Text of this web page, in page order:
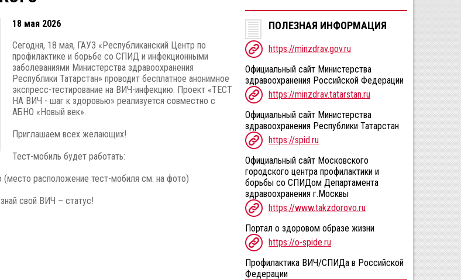
ПОЛЕЗНАЯ ИНФОРМАЦИЯ
https://minzdrav.gov.ru
Официальный сайт Министерства
здравоохранения Российской Федерации
https://minzdrav.tatarstan.ru
Официальный сайт Министерства
здравоохранения Республики Татарстан
https://spid.ru
Официальный сайт Московского
городского центра профилактики и
борьбы со СПИДом Департамента
здравоохранения г.Москвы
https://www.takzdorovo.ru
Портал о здоровом образе жизни
https://o-spide.ru
Профилактика ВИЧ/СПИДа в Российской
Федерации
18 мая 2026
Сегодня, 18 мая, ГАУЗ «Республиканский Центр по
профилактике и борьбе со СПИД и инфекционными
заболеваниями Министерства здравоохранения
Республики Татарстан» проводит бесплатное анонимное
экспресс-тестирование на ВИЧ-инфекцию. Проект «ТЕСТ
НА ВИЧ - шаг к здоровью» реализуется совместно с
АБНО «Новый век».
Приглашаем всех желающих!
Тест-мобиль будет работать:
(место расположение тест-мобиля см. на фото)
свой ВИЧ – статус!